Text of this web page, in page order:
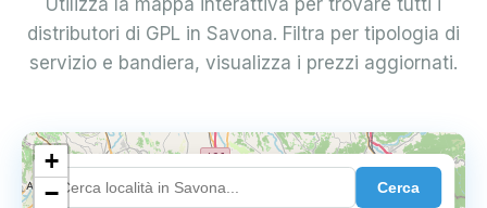
Utilizza la mappa interattiva per trovare tutti i
distributori di GPL in Savona. Filtra per tipologia di
servizio e bandiera, visualizza i prezzi aggiornati.
Cerca
4
+
−